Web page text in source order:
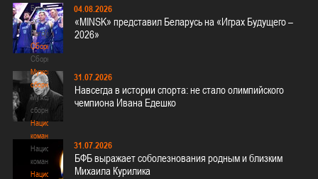
Баскетбол
3х3
Лого[modid=121]
Сборные
Сборные
Мужские
сборные
Мужские
сборные
Национальная
команда
Национальная
команда
Национальная
04.08.2026
«MINSK» представил Беларусь на «Играх Будущего –
2026»
31.07.2026
Навсегда в истории спорта: не стало олимпийского
чемпиона Ивана Едешко
31.07.2026
БФБ выражает соболезнования родным и близким
Михаила Курилика